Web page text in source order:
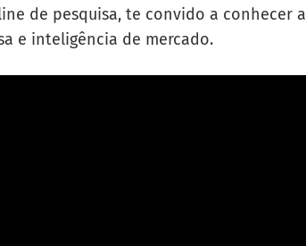
de pesquisa, te convido a conhecer a
e inteligência de mercado.